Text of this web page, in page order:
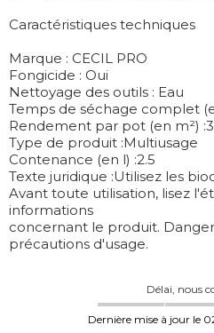
Caractéristiques techniques
Marque : CECIL PRO
Fongicide : Oui
Nettoyage des outils : Eau
Temps de séchage complet
Rendement par pot (en m²) :3
Type de produit :Multiusage
Contenance (en l) :2.5
Texte juridique :Utilisez les
Avant toute utilisation, lisez
informations
concernant le produit.
précautions d'usage.
Délai, nous
Dernière mise à jour le